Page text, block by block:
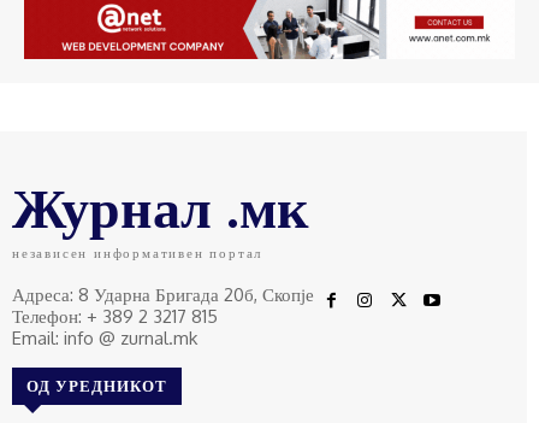
Журнал .мк
независен информативен портал
Адреса: 8 Ударна Бригада 20б, Скопје
Телефон: + 389 2 3217 815
Email: info @ zurnal.mk
ОД УРЕДНИКОТ